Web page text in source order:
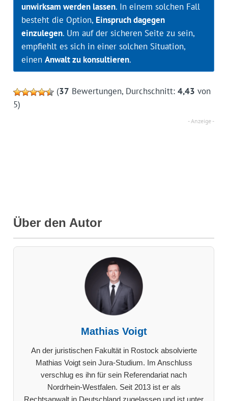
unwirksam werden lassen. In einem solchen Fall
besteht die Option, Einspruch dagegen
einzulegen. Um auf der sicheren Seite zu sein,
empfiehlt es sich in einer solchen Situation,
einen Anwalt zu konsultieren.
(37 Bewertungen, Durchschnitt: 4,43 von
5)
Über den Autor
Mathias Voigt
An der juristischen Fakultät in Rostock absolvierte
Mathias Voigt sein Jura-Studium. Im Anschluss
verschlug es ihn für sein Referendariat nach
Nordrhein-Westfalen. Seit 2013 ist er als
Rechtsanwalt in Deutschland zugelassen und ist unter